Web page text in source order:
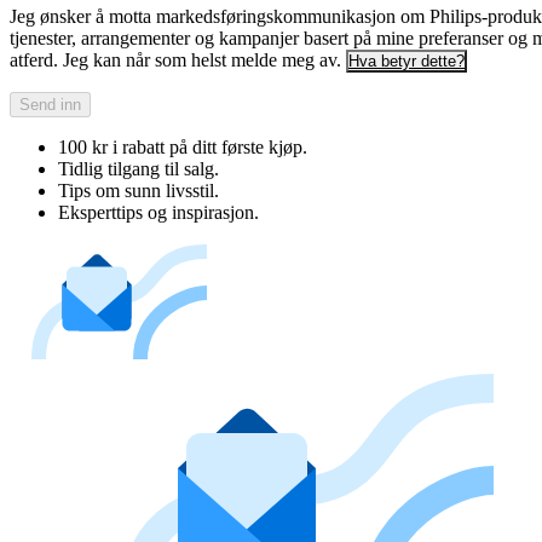
Jeg ønsker å motta markedsføringskommunikasjon om Philips-
tjenester, arrangementer og kampanjer basert på mine preferanser og
atferd. Jeg kan når som helst melde meg av. Hva betyr dette?
Send inn
100 kr i rabatt på ditt første kjøp.
Tidlig tilgang til salg.
Tips om sunn livsstil.
Eksperttips og inspirasjon.